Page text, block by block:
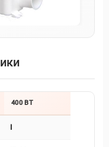
400 ВТ